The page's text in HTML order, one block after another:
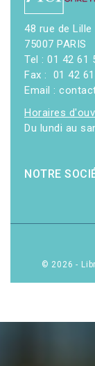
48 rue de Lille
75007 PARIS
Tel : 01 42 61
Fax : 01 42
Email :
Horaires
Du lundi au
NOTRE
© 2026 -